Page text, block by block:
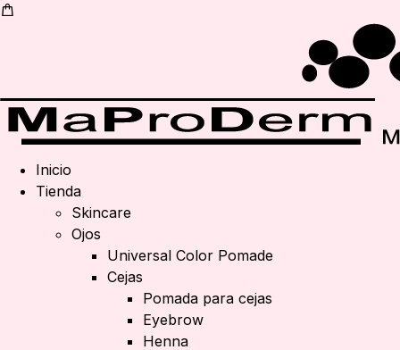
Inicio
Tienda
Skincare
Ojos
Universal Color Pomade
Cejas
Pomada para cejas
Eyebrow
Henna